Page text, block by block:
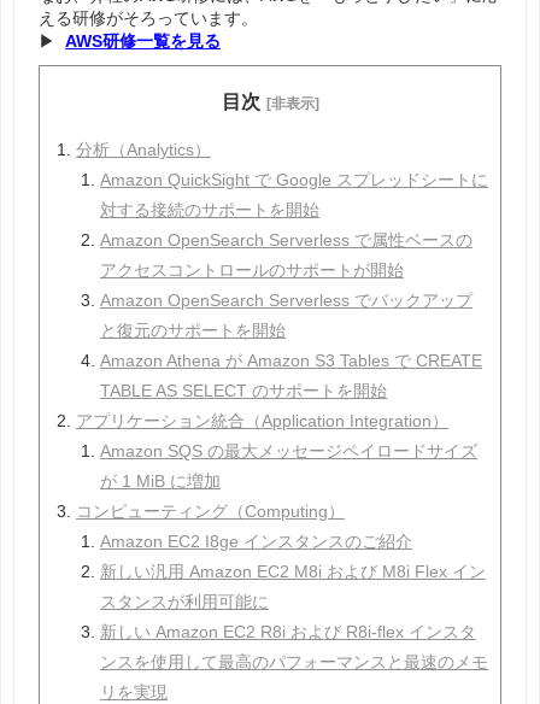
える研修がそろっています。
▶
AWS研修一覧を見る
目次 [非表示]
分析（Analytics）
Amazon QuickSight で Google スプレッドシートに
対する接続のサポートを開始
Amazon OpenSearch Serverless で属性ベースの
アクセスコントロールのサポートが開始
Amazon OpenSearch Serverless でバックアップ
と復元のサポートを開始
Amazon Athena が Amazon S3 Tables で CREATE
TABLE AS SELECT のサポートを開始
アプリケーション統合（Application Integration）
Amazon SQS の最大メッセージペイロードサイズ
が 1 MiB に増加
コンピューティング（Computing）
Amazon EC2 I8ge インスタンスのご紹介
新しい汎用 Amazon EC2 M8i および M8i Flex イン
スタンスが利用可能に
新しい Amazon EC2 R8i および R8i-flex インスタ
ンスを使用して最高のパフォーマンスと最速のメモ
リを実現